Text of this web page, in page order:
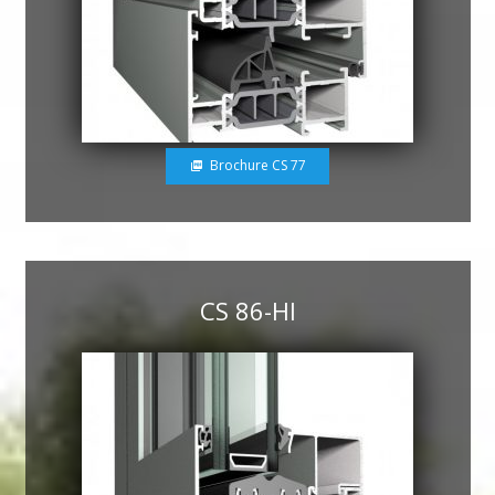
picture_as_pdf Brochure CS 77
CS 86-HI